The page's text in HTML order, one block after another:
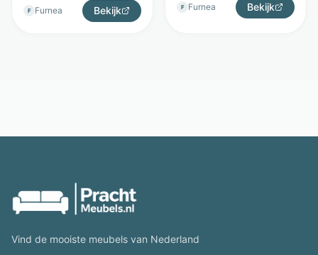
F Furnea Bekijk F Furnea Bekijk
Vind de mooiste meubels van Nederland